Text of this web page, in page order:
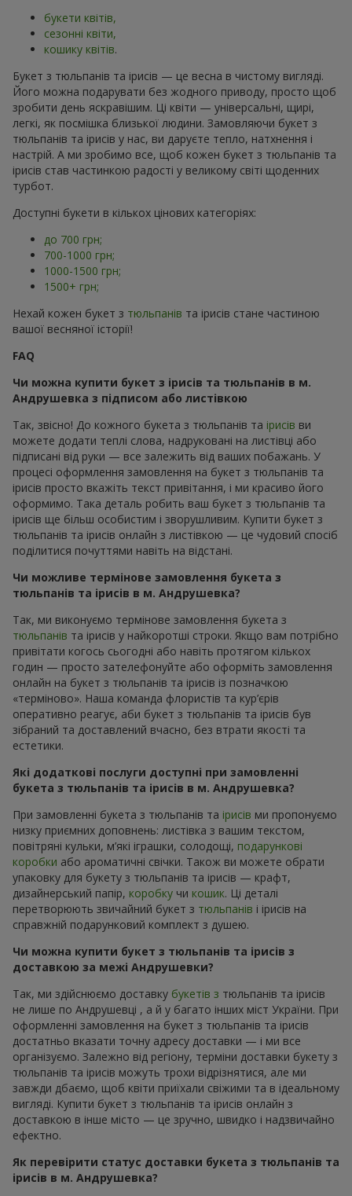
букети квітів,
сезонні квіти,
кошику квітів.
Букет з тюльпанів та ірисів — це весна в чистому вигляді.
Його можна подарувати без жодного приводу, просто щоб
зробити день яскравішим. Ці квіти — універсальні, щирі,
легкі, як посмішка близької людини. Замовляючи букет з
тюльпанів та ірисів у нас, ви даруєте тепло, натхнення і
настрій. А ми зробимо все, щоб кожен букет з тюльпанів та
ірисів став частинкою радості у великому світі щоденних
турбот.
Доступні букети в кількох цінових категоріях:
до 700 грн;
700-1000 грн;
1000-1500 грн;
1500+ грн;
Нехай кожен букет з тюльпанів та ірисів стане частиною
вашої весняної історії!
FAQ
Чи можна купити букет з ірисів та тюльпанів в м.
Андрушевка з підписом або листівкою
Так, звісно! До кожного букета з тюльпанів та ірисів ви
можете додати теплі слова, надруковані на листівці або
підписані від руки — все залежить від ваших побажань. У
процесі оформлення замовлення на букет з тюльпанів та
ірисів просто вкажіть текст привітання, і ми красиво його
оформимо. Така деталь робить ваш букет з тюльпанів та
ірисів ще більш особистим і зворушливим. Купити букет з
тюльпанів та ірисів онлайн з листівкою — це чудовий спосіб
поділитися почуттями навіть на відстані.
Чи можливе термінове замовлення букета з
тюльпанів та ірисів в м. Андрушевка?
Так, ми виконуємо термінове замовлення букета з
тюльпанів та ірисів у найкоротші строки. Якщо вам потрібно
привітати когось сьогодні або навіть протягом кількох
годин — просто зателефонуйте або оформіть замовлення
онлайн на букет з тюльпанів та ірисів із позначкою
«терміново». Наша команда флористів та кур’єрів
оперативно реагує, аби букет з тюльпанів та ірисів був
зібраний та доставлений вчасно, без втрати якості та
естетики.
Які додаткові послуги доступні при замовленні
букета з тюльпанів та ірисів в м. Андрушевка?
При замовленні букета з тюльпанів та ірисів ми пропонуємо
низку приємних доповнень: листівка з вашим текстом,
повітряні кульки, м’які іграшки, солодощі, подарункові
коробки або ароматичні свічки. Також ви можете обрати
упаковку для букету з тюльпанів та ірисів — крафт,
дизайнерський папір, коробку чи кошик. Ці деталі
перетворюють звичайний букет з тюльпанів і ірисів на
справжній подарунковий комплект з душею.
Чи можна купити букет з тюльпанів та ірисів з
доставкою за межі Андрушевки?
Так, ми здійснюємо доставку букетів з тюльпанів та ірисів
не лише по Андрушевці , а й у багато інших міст України. При
оформленні замовлення на букет з тюльпанів та ірисів
достатньо вказати точну адресу доставки — і ми все
організуємо. Залежно від регіону, терміни доставки букету з
тюльпанів та ірисів можуть трохи відрізнятися, але ми
завжди дбаємо, щоб квіти приїхали свіжими та в ідеальному
вигляді. Купити букет з тюльпанів та ірисів онлайн з
доставкою в інше місто — це зручно, швидко і надзвичайно
ефектно.
Як перевірити статус доставки букета з тюльпанів та
ірисів в м. Андрушевка?